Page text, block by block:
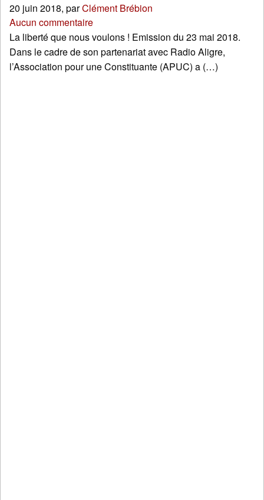
20 juin 2018, parClément Brébion
Aucun commentaire
La liberté que nous voulons ! Emission du 23 mai 2018.
Dans le cadre de son partenariat avec Radio Aligre,
l’Association pour une Constituante (APUC) a (…)